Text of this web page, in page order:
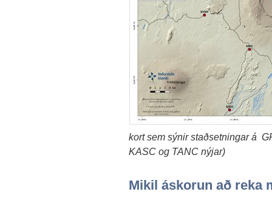
kort sem sýnir staðsetningar á
KASC og TANC nýjar)
Mikil áskorun að